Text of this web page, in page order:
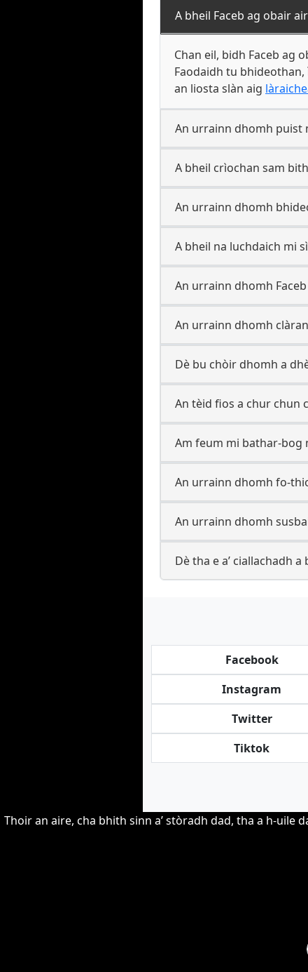
A bheil Faceb ag obair
Chan eil, bidh Faceb ag
Faodaidh tu
an liosta slàn aig
An urrainn dhomh puist
A bheil crìochan sam
An urrainn dhomh
A bheil na luchdaich mi
An urrainn dhomh
An urrainn dhomh
Dè bu chòir dhomh a
An tèid fios a chur chun
Am feum mi bathar-bog
An urrainn dhomh fo-
An urrainn dhomh
Dè tha e a’ ciallachadh
Facebook
Instagram
Twitter
Tiktok
Thoir an aire, cha bhith sinn a’ stòradh dad, tha a h-